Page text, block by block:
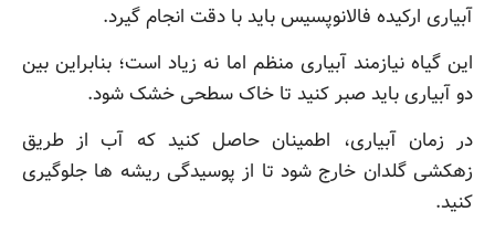
آبیاری ارکیده فالانوپسیس باید با دقت انجام گیرد.
این گیاه نیازمند آبیاری منظم اما نه زیاد است؛ بنابراین بین
دو آبیاری باید صبر کنید تا خاک سطحی خشک شود.
در زمان آبیاری، اطمینان حاصل کنید که آب از طریق
زهکشی گلدان خارج شود تا از پوسیدگی ریشه ها جلوگیری
کنید.